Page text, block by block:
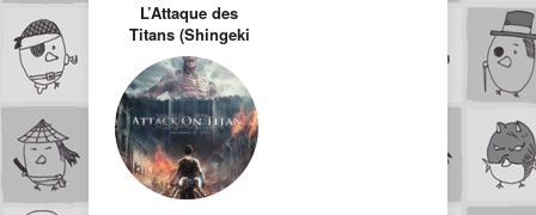
L’Attaque des
Titans (Shingeki
no Kyojin) arrive
en anime… et ça
va être GORE !